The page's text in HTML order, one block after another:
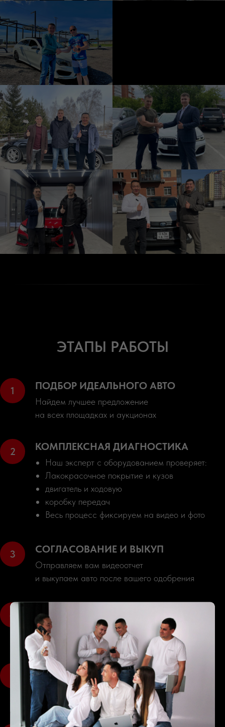
ЭТАПЫ РАБОТЫ
ПОДБОР ИДЕАЛЬНОГО АВТО
Найдем лучшее предложение
на всех площадках и аукционах
КОМПЛЕКСНАЯ ДИАГНОСТИКА
Наш эксперт с оборудованием проверяет:
Лакокрасочное покрытие и кузов
двигатель и ходовую
коробку передач
Весь процесс фиксируем на видео и фото
СОГЛАСОВАНИЕ И ВЫКУП
Отправляем вам видеоотчет
и выкупаем авто после вашего одобрения
Авто поступает к нам: оформление документов,
подготовка к отправке в порт
ДОСТАВКА
Машина следует через приграничный пункт в
ваш город